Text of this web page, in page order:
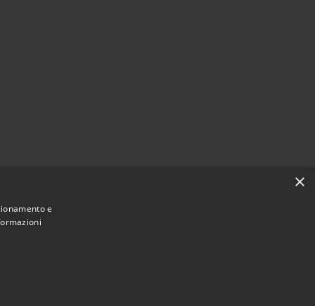
×
e